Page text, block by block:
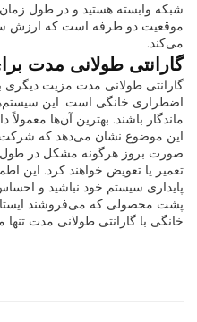
شبکه وابسته هستید و در طول
موقعیت دو طرفه است که ارزش
می‌کند.
گارانتی طولانی مدت
گارانتی طولانی مدت مزیت دیگری
اضطراری خانگی است. این سیستم‌ها
این موضوع نشان می‌دهد که شرکت
صورت بروز هرگونه مشکل در طول
تعمیر یا تعویض خواهند کرد. این
پایداری سیستم خود نباشید و
پشت محصولی که می‌فروشند
خانگی با گارانتی طولانی مدت